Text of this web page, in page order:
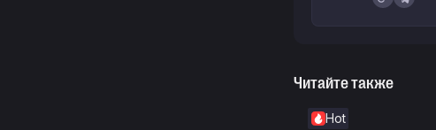
Читайте также
Hot